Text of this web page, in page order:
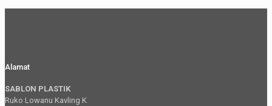
Alamat
SABLON PLASTIK
Ruko Lowanu Kavling K